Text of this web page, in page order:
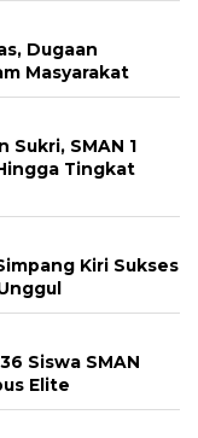
Dugaan
Masyarakat
Sukri, SMAN 1
Tingkat
Kiri Sukses
Siswa SMAN
Elite